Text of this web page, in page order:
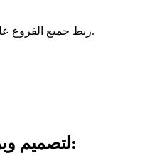
ربط جميع الفروع على قاعدة بيانات واحدة لسهولة معرفة اماكن تواجد المنتجات مع الكميات المتوفرة منها.
لماذا تختارنا “CodeShip” لتصميم وبرمجة البرامج المحاسبية الخاصة بك: